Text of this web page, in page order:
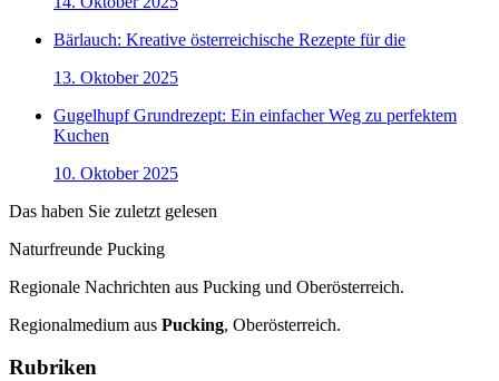
Bärlauch: Kreative österreichische Rezepte für die
13. Oktober 2025
Gugelhupf Grundrezept: Ein einfacher Weg zu perfektem
Kuchen
10. Oktober 2025
Das haben Sie zuletzt gelesen
Naturfreunde Pucking
Regionale Nachrichten aus Pucking und Oberösterreich.
Regionalmedium aus Pucking, Oberösterreich.
Rubriken